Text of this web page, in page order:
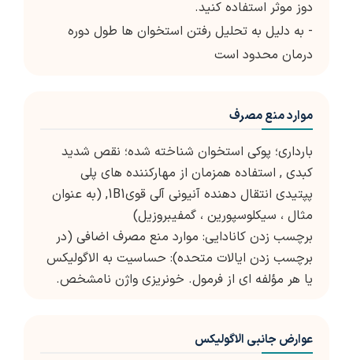
دوز موثر استفاده کنید.
- به دلیل به تحلیل رفتن استخوان ها طول دوره
درمان محدود است
موارد منع مصرف
بارداری؛ پوکی استخوان شناخته شده؛ نقص شدید
کبدی , استفاده همزمان از مهارکننده های پلی
پپتیدی انتقال دهنده آنیونی آلی قوی1B1, (به عنوان
مثال ، سیکلوسپورین ، گمفیبروزیل)
برچسب زدن کانادایی: موارد منع مصرف اضافی (در
برچسب زدن ایالات متحده): حساسیت به الاگولیکس
یا هر مؤلفه ای از فرمول. خونریزی واژن نامشخص.
عوارض جانبی الاگولیکس